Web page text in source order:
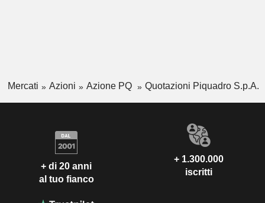
Mercati Azioni Azione PQ Quotazioni Piquadro S.p.A.
+ di 20 anni
al tuo fianco
+ 1.300.000
iscritti